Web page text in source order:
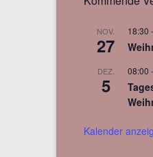
NOV.
27
18:30 -
DEZ.
5
08:00 -
Kalender